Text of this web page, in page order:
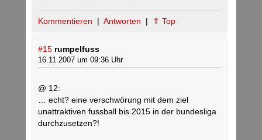
Kommentieren | Antworten | ⇑ Top
#15 rumpelfuss
16.11.2007 um 09:36 Uhr
@ 12:
… echt? eine verschwörung mit dem ziel
unattraktiven fussball bis 2015 in der bundesliga
durchzusetzen?!